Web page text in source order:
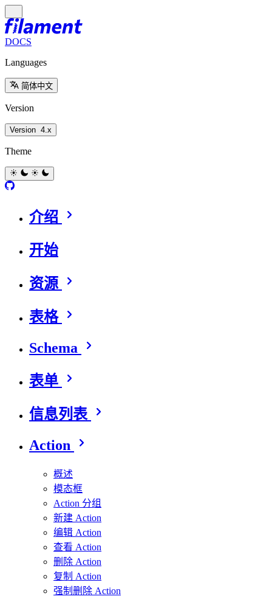
DOCS
Languages
简体中文
Version
Version 4.x
Theme
介绍
开始
资源
表格
Schema
表单
信息列表
Action
概述
模态框
Action 分组
新建 Action
编辑 Action
查看 Action
删除 Action
复制 Action
强制删除 Action